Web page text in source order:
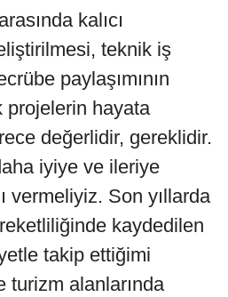
kalıcı
teknik iş
paylaşımının
projelerin hayata
değerlidir, gereklidir.
iyiye ve ileriye
vermeliyiz. Son yıllarda
kaydedilen
takip ettiğimi
turizm alanlarında